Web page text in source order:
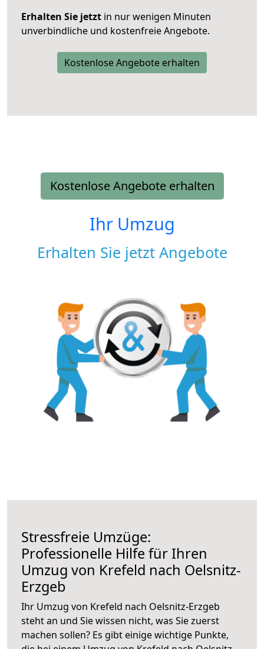
Erhalten Sie jetzt in nur wenigen Minuten
unverbindliche und kostenfreie Angebote.
Kostenlose Angebote erhalten
Kostenlose Angebote erhalten
Ihr Umzug
Erhalten Sie jetzt Angebote
Stressfreie Umzüge:
Professionelle Hilfe für Ihren
Umzug von Krefeld nach Oelsnitz-
Erzgeb
Ihr Umzug von Krefeld nach Oelsnitz-Erzgeb
steht an und Sie wissen nicht, was Sie zuerst
machen sollen? Es gibt einige wichtige Punkte,